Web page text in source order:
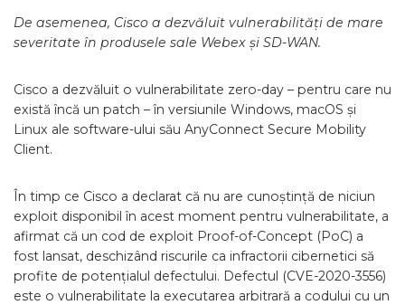
De asemenea, Cisco a dezvăluit vulnerabilități de mare
severitate în produsele sale Webex și SD-WAN.
Cisco a dezvăluit o vulnerabilitate zero-day – pentru care nu
există încă un patch – în versiunile Windows, macOS și
Linux ale software-ului său AnyConnect Secure Mobility
Client.
În timp ce Cisco a declarat că nu are cunoștință de niciun
exploit disponibil în acest moment pentru vulnerabilitate, a
afirmat că un cod de exploit Proof-of-Concept (PoC) a
fost lansat, deschizând riscurile ca infractorii cibernetici să
profite de potențialul defectului. Defectul (CVE-2020-3556)
este o vulnerabilitate la executarea arbitrară a codului cu un